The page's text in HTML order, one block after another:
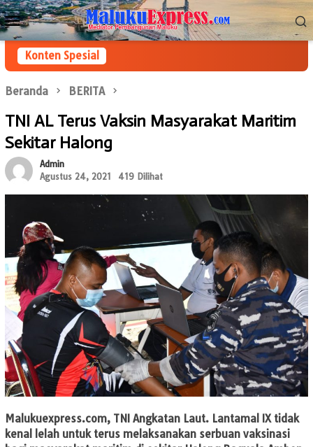
Loncat
ke
konten
Menu
Mobile
Konten Spesial
Beranda BERITA
TNI AL Terus Vaksin Masyarakat Maritim
Sekitar Halong
Admin
Agustus 24, 2021
419 Dilihat
Malukuexpress.com, TNI Angkatan Laut. Lantamal IX tidak
kenal lelah untuk terus melaksanakan serbuan vaksinasi